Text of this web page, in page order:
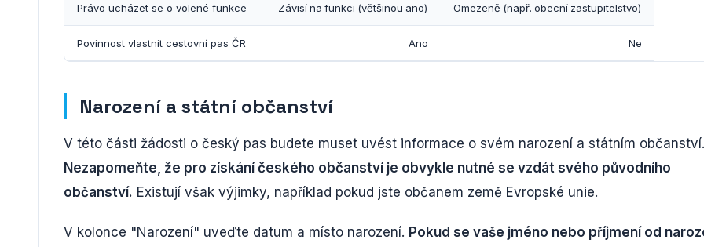
Právo ucházet se o volené funkce Závisí na funkci (většinou ano) Omezeně (např. obecní zastupitelstvo)
Povinnost vlastnit cestovní pas ČR Ano Ne
Narození a státní občanství
V této části žádosti o český pas budete muset uvést informace o svém narození a státním občanství.
Nezapomeňte, že pro získání českého občanství je obvykle nutné se vzdát svého původního
občanství. Existují však výjimky, například pokud jste občanem země Evropské unie.
V kolonce "Narození" uveďte datum a místo narození. Pokud se vaše jméno nebo příjmení od